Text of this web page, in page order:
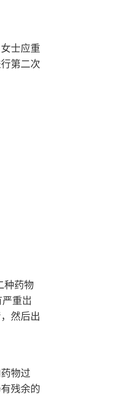
士应重
第二次
种药物
重岀
然后出
物过
残余的